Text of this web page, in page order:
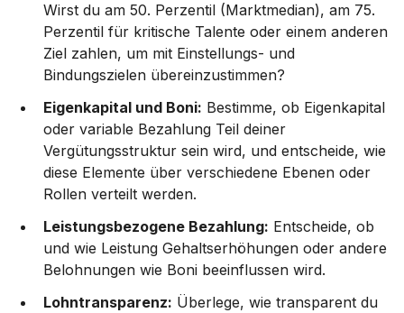
Wirst du am 50. Perzentil (Marktmedian), am 75.
Perzentil für kritische Talente oder einem anderen
Ziel zahlen, um mit Einstellungs- und
Bindungszielen übereinzustimmen?
Eigenkapital und Boni: Bestimme, ob Eigenkapital
oder variable Bezahlung Teil deiner
Vergütungsstruktur sein wird, und entscheide, wie
diese Elemente über verschiedene Ebenen oder
Rollen verteilt werden.
Leistungsbezogene Bezahlung: Entscheide, ob
und wie Leistung Gehaltserhöhungen oder andere
Belohnungen wie Boni beeinflussen wird.
Lohntransparenz: Überlege, wie transparent du